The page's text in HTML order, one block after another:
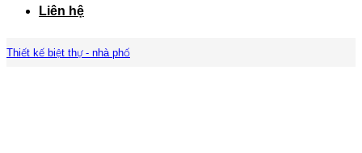
Liên hệ
Thiết kế biệt thự - nhà phố